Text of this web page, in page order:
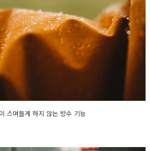
스며들게 하지 않는 방수 기능